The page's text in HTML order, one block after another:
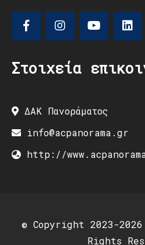
Στοιχεία
ΔΑΚ Πανοράματος
info@acpanorama.gr
http://
© Copyright 2023-
Rights